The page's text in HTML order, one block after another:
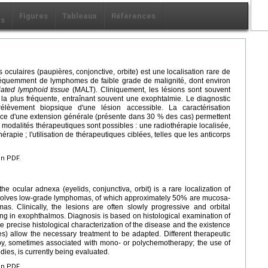
Figures Tableaux Références
(paupières, conjonctive, orbite) est une localisation rare de
de lymphomes de faible grade de malignité, dont environ
lymphoid tissue (MALT). Cliniquement, les lésions sont souvent
plus fréquente, entraînant souvent une exophtalmie. Le diagnostic
biopsique d'une lésion accessible. La caractérisation
d'une extension générale (présente dans 30 % des cas) permettent
thérapeutiques sont possibles : une radiothérapie localisée,
; l'utilisation de thérapeutiques ciblées, telles que les anticorps
PDF.
ocular adnexa (eyelids, conjunctiva, orbit) is a rare localization of
low-grade lymphomas, of which approximately 50% are mucosa-
Clinically, the lesions are often slowly progressive and orbital
in exophthalmos. Diagnosis is based on histological examination of
precise histological characterization of the disease and the existence
allow the necessary treatment to be adapted. Different therapeutic
sometimes associated with mono- or polychemotherapy; the use of
is currently being evaluated.
PDF.